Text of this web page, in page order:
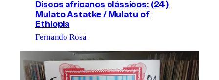
Discos africanos clássicos: (24)
Mulato Astatke / Mulatu of
Ethiopia
Fernando Rosa